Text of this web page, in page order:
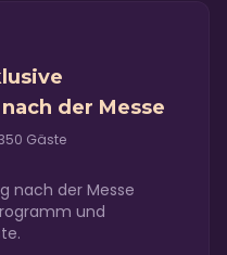
der Messe
Gäste
nach der Messe
und